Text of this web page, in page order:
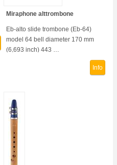
Miraphone alttrombone
Eb-alto slide trombone (Eb-64)
model 64 bell diameter 170 mm
(6,693 inch) 443 …
Info